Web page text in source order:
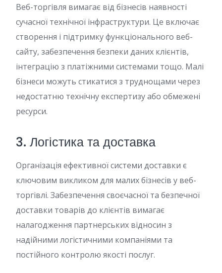
Веб-торгівля вимагає від бізнесів наявності
сучасної технічної інфраструктури. Це включає
створення і підтримку функціонального веб-
сайту, забезпечення безпеки даних клієнтів,
інтеграцію з платіжними системами тощо. Малі
бізнеси можуть стикатися з труднощами через
недостатню технічну експертизу або обмежені
ресурси.
3. Логістика та доставка
Організація ефективної системи доставки є
ключовим викликом для малих бізнесів у веб-
торгівлі. Забезпечення своєчасної та безпечної
доставки товарів до клієнтів вимагає
налагодження партнерських відносин з
надійними логістичними компаніями та
постійного контролю якості послуг.